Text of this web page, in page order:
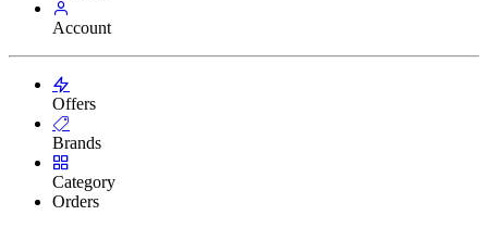
Account
Offers
Brands
Category
Orders